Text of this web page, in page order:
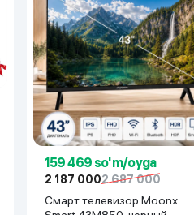
159 469 so'm/oyga
2 187 0002 687 000
Смарт телевизор Moonx